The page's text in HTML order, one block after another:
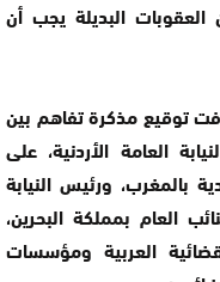
العقوبات البديلة يجب أن
توقيع مذكرة تفاهم بين
العامة الأردنية، على
بالمغرب، ورئيس النيابة
العام بمملكة البحرين،
العربية ومؤسسات